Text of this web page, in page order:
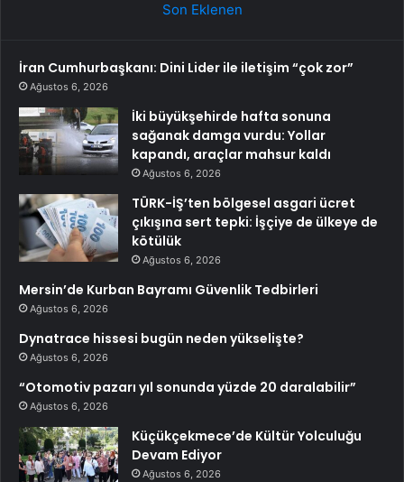
Son Eklenen
İran Cumhurbaşkanı: Dini Lider ile iletişim “çok zor”
Ağustos 6, 2026
İki büyükşehirde hafta sonuna
sağanak damga vurdu: Yollar
kapandı, araçlar mahsur kaldı
Ağustos 6, 2026
TÜRK-İŞ’ten bölgesel asgari ücret
çıkışına sert tepki: İşçiye de ülkeye de
kötülük
Ağustos 6, 2026
Mersin’de Kurban Bayramı Güvenlik Tedbirleri
Ağustos 6, 2026
Dynatrace hissesi bugün neden yükselişte?
Ağustos 6, 2026
“Otomotiv pazarı yıl sonunda yüzde 20 daralabilir”
Ağustos 6, 2026
Küçükçekmece’de Kültür Yolculuğu
Devam Ediyor
Ağustos 6, 2026